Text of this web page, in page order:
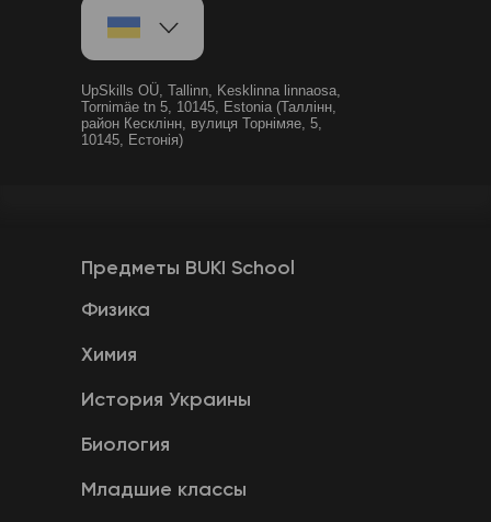
UpSkills OÜ, Tallinn, Kesklinna linnaosa,
Tornimäe tn 5, 10145, Estonia (Таллінн,
район Кесклінн, вулиця Торнімяе, 5,
10145, Естонія)
Предметы BUKI School
Физика
Химия
История Украины
Биология
Младшие классы